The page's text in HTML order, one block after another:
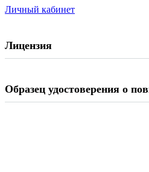
Личный кабинет
Лицензия
Образец удостоверения о